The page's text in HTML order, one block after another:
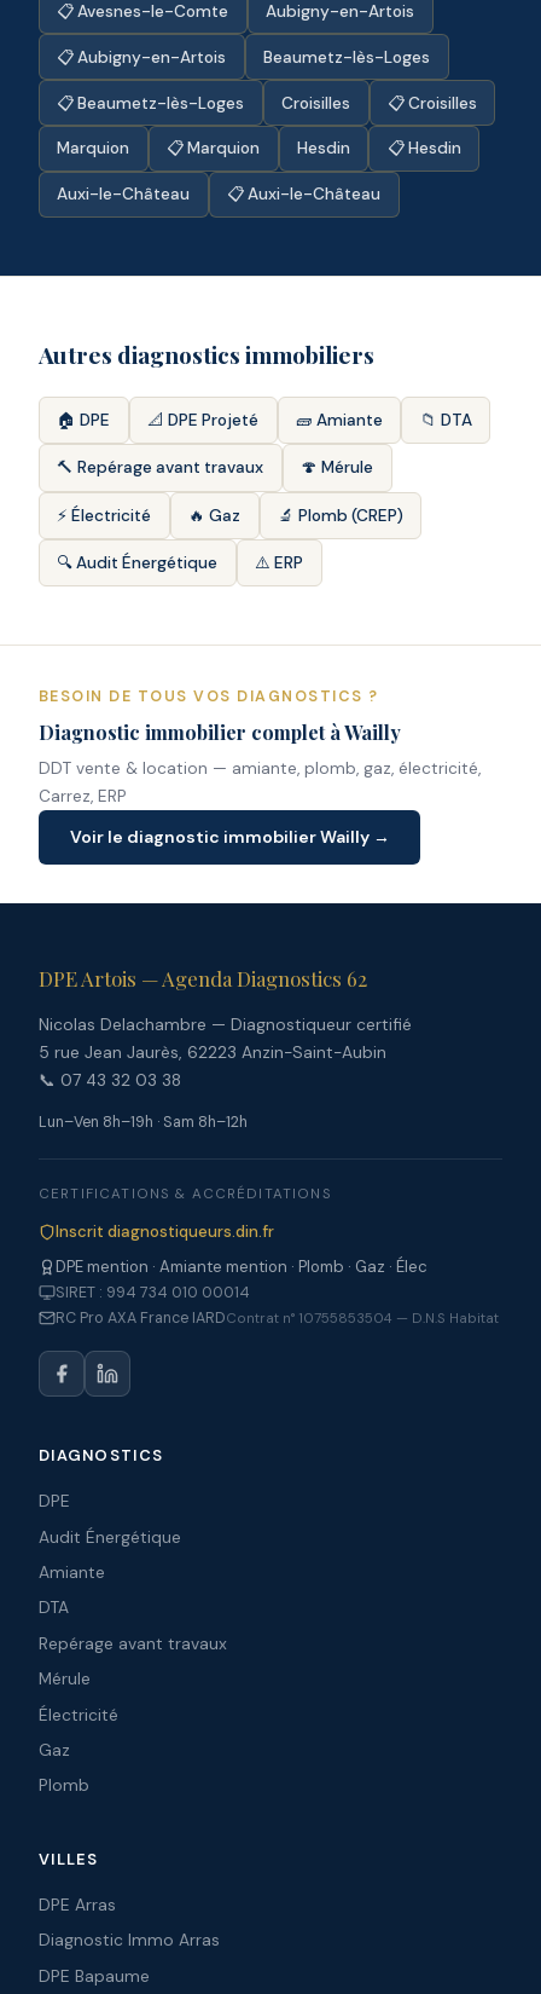
📋 Avesnes-le-Comte Aubigny-en-Artois
📋 Aubigny-en-Artois Beaumetz-lès-Loges
📋 Beaumetz-lès-Loges Croisilles 📋 Croisilles
Marquion 📋 Marquion Hesdin 📋 Hesdin
Auxi-le-Château 📋 Auxi-le-Château
Autres diagnostics immobiliers
🏠 DPE 📐 DPE Projeté 🧱 Amiante 📁 DTA
🔨 Repérage avant travaux 🍄 Mérule
⚡ Électricité 🔥 Gaz 🔬 Plomb (CREP)
🔍 Audit Énergétique ⚠️ ERP
BESOIN DE TOUS VOS DIAGNOSTICS ?
Diagnostic immobilier complet à Wailly
DDT vente & location — amiante, plomb, gaz, électricité,
Carrez, ERP
Voir le diagnostic immobilier Wailly →
DPE Artois — Agenda Diagnostics 62
Nicolas Delachambre — Diagnostiqueur certifié
5 rue Jean Jaurès, 62223 Anzin-Saint-Aubin
📞 07 43 32 03 38
Lun–Ven 8h–19h · Sam 8h–12h
CERTIFICATIONS & ACCRÉDITATIONS
Inscrit diagnostiqueurs.din.fr
DPE mention · Amiante mention · Plomb · Gaz · Élec
SIRET : 994 734 010 00014
RC Pro AXA France IARDContrat n° 10755853504 — D.N.S Habitat
DIAGNOSTICS
DPE
Audit Énergétique
Amiante
DTA
Repérage avant travaux
Mérule
Électricité
Gaz
Plomb
VILLES
DPE Arras
Diagnostic Immo Arras
DPE Bapaume